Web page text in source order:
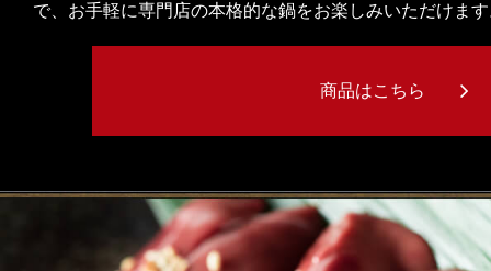
で、お手軽に専門店の本格的な鍋をお楽しみいただけま
商品はこちら